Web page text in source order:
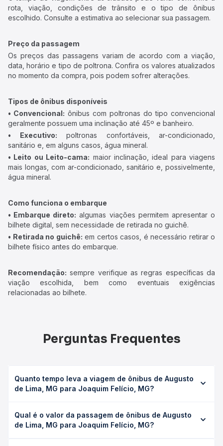
rota, viação, condições de trânsito e o tipo de ônibus
escolhido. Consulte a estimativa ao selecionar sua passagem.
Preço da passagem
Os preços das passagens variam de acordo com a viação,
data, horário e tipo de poltrona. Confira os valores atualizados
no momento da compra, pois podem sofrer alterações.
Tipos de ônibus disponíveis
• Convencional: ônibus com poltronas do tipo convencional
geralmente possuem uma inclinação até 45º e banheiro.
• Executivo: poltronas confortáveis, ar-condicionado,
sanitário e, em alguns casos, água mineral.
• Leito ou Leito-cama: maior inclinação, ideal para viagens
mais longas, com ar-condicionado, sanitário e, possivelmente,
água mineral.
Como funciona o embarque
• Embarque direto: algumas viações permitem apresentar o
bilhete digital, sem necessidade de retirada no guichê.
• Retirada no guichê: em certos casos, é necessário retirar o
bilhete físico antes do embarque.
Recomendação: sempre verifique as regras específicas da
viação escolhida, bem como eventuais exigências
relacionadas ao bilhete.
Perguntas Frequentes
Quanto tempo leva a viagem de ônibus de Augusto
de Lima, MG para Joaquim Felício, MG?
Felício, MG leva em média 0h 52min, podendo variar
conforme a viação, o tipo de serviço (convencional,
Qual é o valor da passagem de ônibus de Augusto
de Lima, MG para Joaquim Felício, MG?